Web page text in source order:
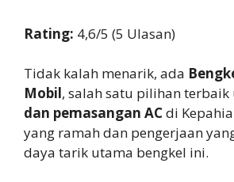
Rating: 4,6/5 (5 Ulasan)
Tidak kalah menarik, ada
Mobil, salah satu pilihan
dan pemasangan ACdi
yang ramah dan pengerjaan
daya tarik utama bengkel ini.